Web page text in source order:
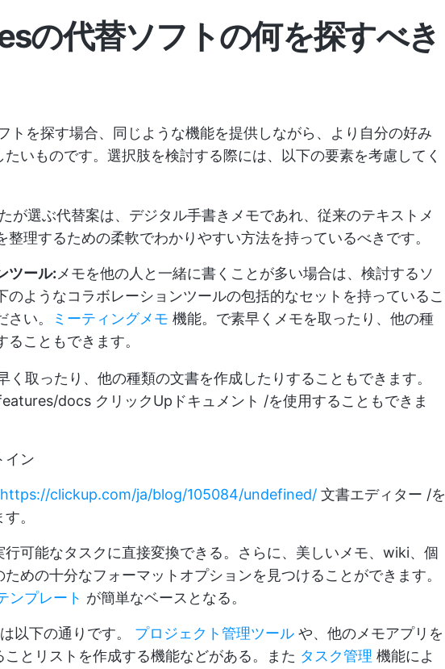
の代替ソフトの何を探すべき
トを探す場合、同じような機能を提供しながら、より自分の好み
いものです。選択肢を検討する際には、以下の要素を考慮してく
が選ぶ代替案は、デジタル手書きメモであれ、従来のテキストメ
整理するための柔軟でわかりやすい方法を持っているべきです。
ツール: メモを他の人と一緒に書くことが多い場合は、検討するソ
のようなコラボレーションツールの包括的なセットを持っているこ
い。
ミーティングメモ 機能。で素早くメモを取ったり、他の種
こともできます。
く取ったり、他の種類の文書を作成したりすることもできます。
docs クリックUpドキュメント /を使用することもできま
イン
https://clickup.com/ja/blog/105084/undefined/ 文書エディター /を
。
行可能なタスクに直接変換できる。さらに、美しいメモ、wiki、個
めの十分なフォーマットオプションを見つけることができます。
ンプレート が簡単なベースとなる。
以下の通りです。 プロジェクト管理ツール や、他のメモアプリを
とリストを作成する機能などがある。また タスク管理 機能によ